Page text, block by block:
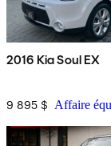
2016 Kia Soul EX
9 895 $ Affaire